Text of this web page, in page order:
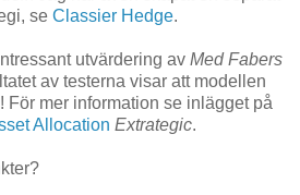
se Classier Hedge.
utvärdering av Med Fabers
av testerna visar att modellen
För mer information se inlägget på
Allocation Extrategic.